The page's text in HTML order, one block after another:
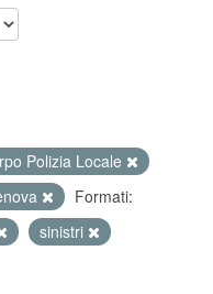
Polizia Locale
Formati:
sinistri